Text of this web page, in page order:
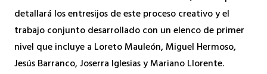
detallará los entresijos de este proceso creativo y el
trabajo conjunto desarrollado con un elenco de primer
nivel que incluye a Loreto Mauleón, Miguel Hermoso,
Jesús Barranco, Joserra Iglesias y Mariano Llorente.